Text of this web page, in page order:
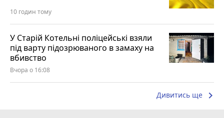
10 годин тому
У Старій Котельні поліцейські взяли
під варту підозрюваного в замаху на
вбивство
Вчора о 16:08
Дивитись ще keyboard_arrow_right